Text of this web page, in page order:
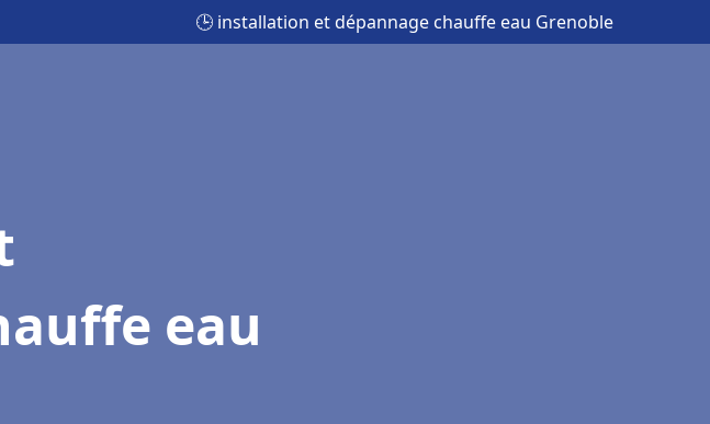
🕒 installation et dépannage chauffe eau Grenoble
eau